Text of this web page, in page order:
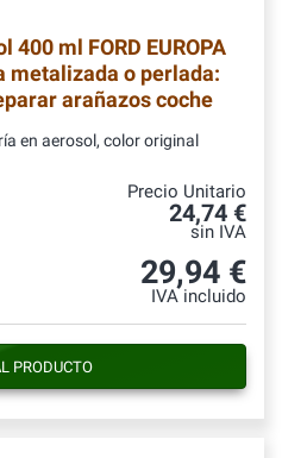
400 ml FORD EUROPA
metalizada o perlada:
arañazos coche
en aerosol, color original
Precio Unitario
24,74 €
sin IVA
29,94 €
IVA incluido
PRODUCTO